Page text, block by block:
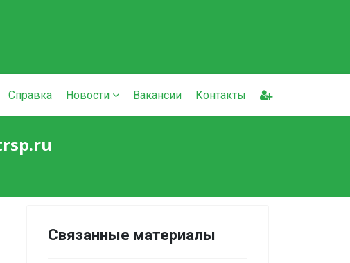
Справка Новости Вакансии Контакты
Связанные материалы